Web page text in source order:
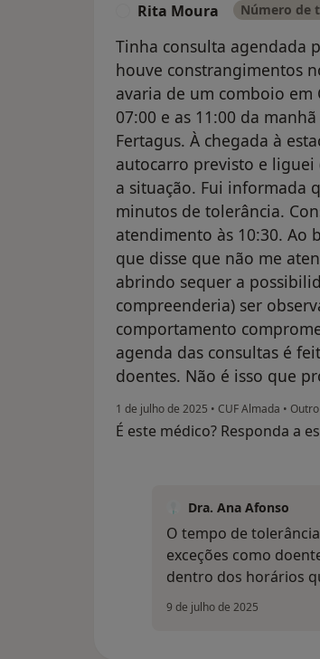
Rita Moura Número de
Tinha consulta agendada
houve constrangimentos
avaria de um comboio
07:00 e as 11:00 da
Fertagus. À chegada à
autocarro previsto e liguei
a situação. Fui informada
minutos de tolerância.
atendimento às 10:30. Ao
que disse que não me
abrindo sequer a
compreenderia) ser
comportamento
agenda das consultas é
doentes. Não é isso que
1 de julho de 2025 • CUF Almada • Outro
É este médico? Responda a
Dra. Ana Afonso
O tempo de
exceções como
dentro dos horários
9 de julho de 2025